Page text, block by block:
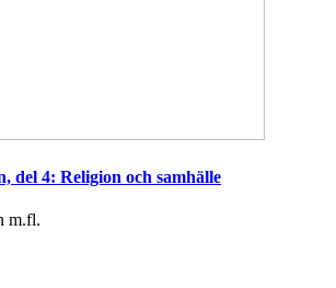
del 4: Religion och samhälle
m.fl.